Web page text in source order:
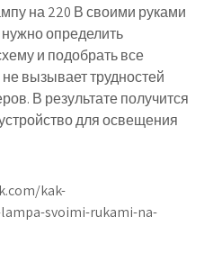
на 220 В своими руками
определить
и подобрать все
вызывает трудностей
В результате получится
для освещения
kak-
svoimi-rukami-na-